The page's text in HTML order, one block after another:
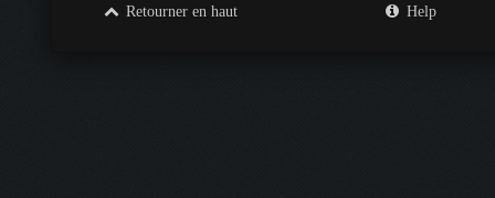
Retourner en haut
Help